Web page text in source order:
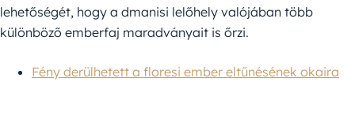
lehetőségét, hogy a dmanisi lelőhely valójában több
különböző emberfaj maradványait is őrzi.
Fény derülhetett a floresi ember eltűnésének okaira